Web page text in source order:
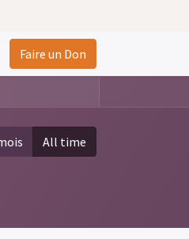
Faire un Don
All time